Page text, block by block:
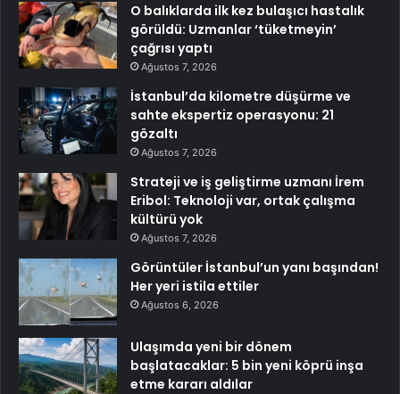
O balıklarda ilk kez bulaşıcı hastalık
görüldü: Uzmanlar ‘tüketmeyin’
çağrısı yaptı
Ağustos 7, 2026
İstanbul’da kilometre düşürme ve
sahte ekspertiz operasyonu: 21
gözaltı
Ağustos 7, 2026
Strateji ve iş geliştirme uzmanı İrem
Eribol: Teknoloji var, ortak çalışma
kültürü yok
Ağustos 7, 2026
Görüntüler İstanbul’un yanı başından!
Her yeri istila ettiler
Ağustos 6, 2026
Ulaşımda yeni bir dönem
başlatacaklar: 5 bin yeni köprü inşa
etme kararı aldılar